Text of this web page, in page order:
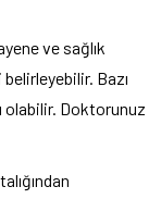
ve sağlık
Bazı
olabilir. Doktorunuz